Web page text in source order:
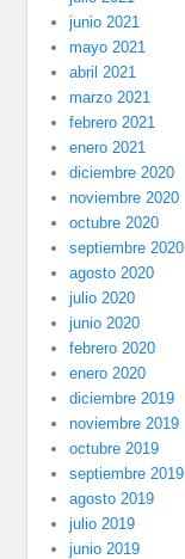
junio 2021
mayo 2021
abril 2021
marzo 2021
febrero 2021
enero 2021
diciembre 2020
noviembre 2020
octubre 2020
septiembre 2020
agosto 2020
julio 2020
junio 2020
febrero 2020
enero 2020
diciembre 2019
noviembre 2019
octubre 2019
septiembre 2019
agosto 2019
julio 2019
junio 2019